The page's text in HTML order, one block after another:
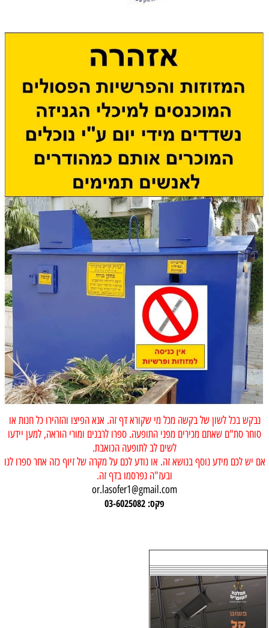
נבקש בכל לשון של בקשה מכל מי שקורא דף זה. אנא הפיצו והזהירו כל חנות או
סוחר סת"ם שאתם מכירים מפני התופעה. ספרו לרבנים ומורי הוראה, למען יידעו
לשים לב לתופעה הכואבת.
אם יש לכם מידע נוסף בנושא זה. או נודע לכם על מקרה של זיוף כזה אחר ספרו לנו
ובעז"ה נפרסמו בדף זה.
or.lasofer1@gmail.com
פקס: 03-6025082